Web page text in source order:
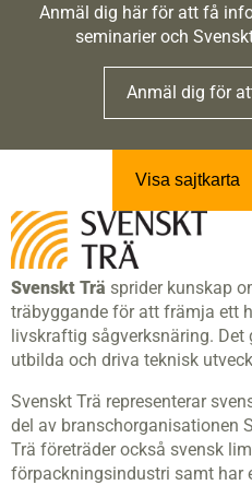
Anmäl dig här för att få
seminarier och
Anmäl dig för
Visa sajtkarta
Svenskt Trä sprider kunskap
träbyggande för att främja ett
livskraftig sågverksnäring. Det
utbilda och driva teknisk
Svenskt Trä representerar
del av branschorganisationen
Trä företräder också svensk
förpackningsindustri samt har